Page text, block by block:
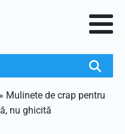
Mulinete de crap pentru
nu ghicită